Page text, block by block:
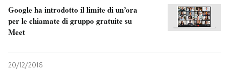
Google ha introdotto il limite di un’ora
per le chiamate di gruppo gratuite su
Meet
20/12/2016